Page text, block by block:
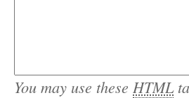
You may use these HTML